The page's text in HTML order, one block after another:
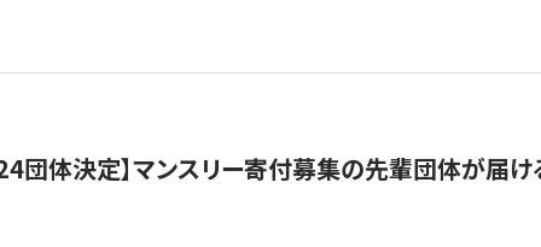
団体決定】マンスリー寄付募集の先輩団体が届